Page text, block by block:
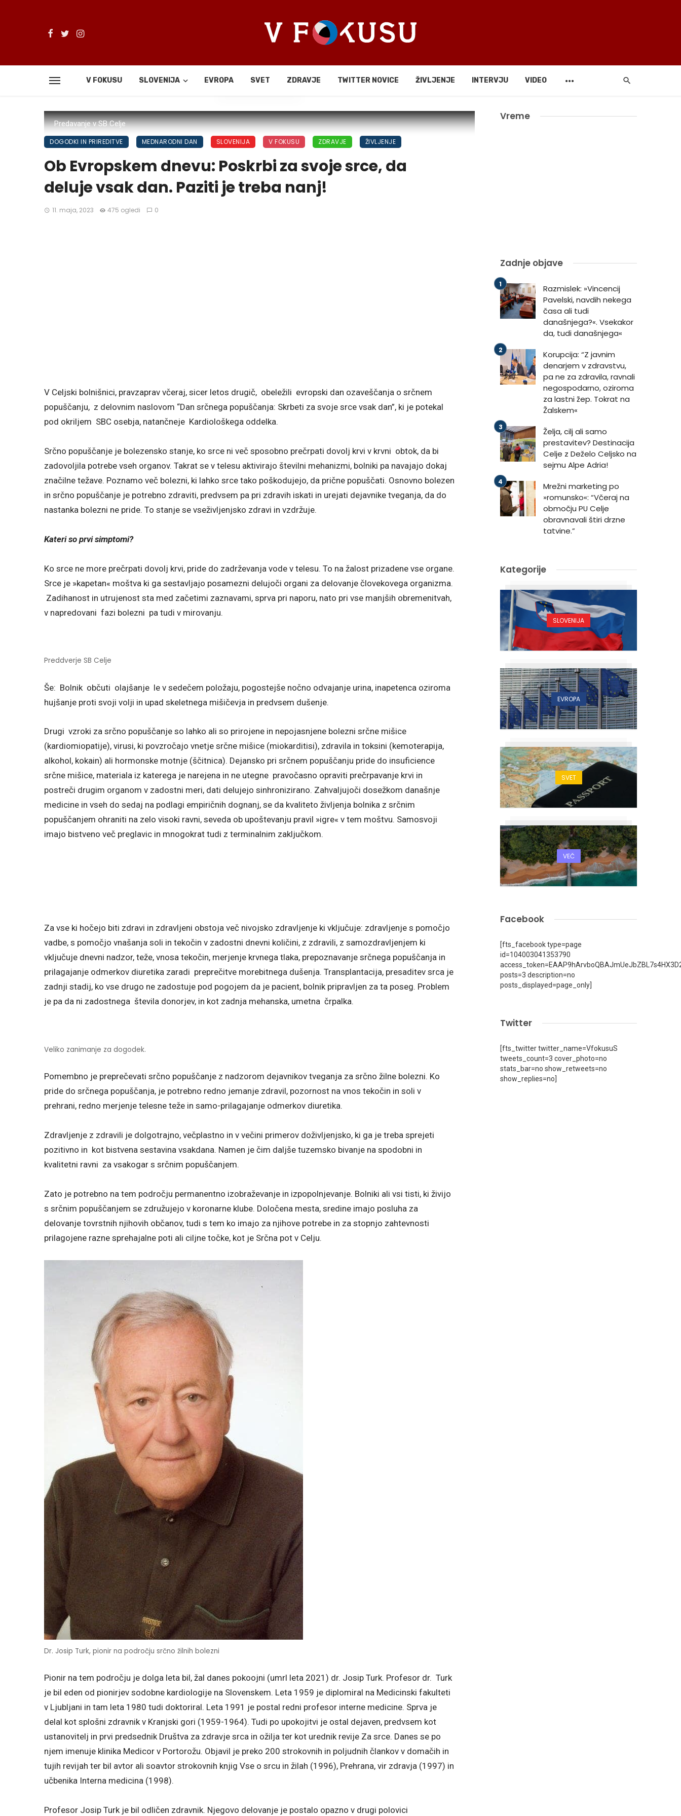
V FOKUSU SLOVENIJA EVROPA SVET ZDRAVJE TWITTER NOVICE ŽIVLJENJE INTERVJU VIDEO
Predavanje v SB Celje
Deli
DOGODKI IN PRIREDITVE MEDNARODNI DAN SLOVENIJA V FOKUSU ZDRAVJE ŽIVLJENJE
Ob Evropskem dnevu: Poskrbi za svoje srce, da
deluje vsak dan. Paziti je treba nanj!
11. maja, 2023 475 ogledi 0
V Celjski bolnišnici, pravzaprav včeraj, sicer letos drugič, obeležili evropski dan ozaveščanja o srčnem
popuščanju, z delovnim naslovom “Dan srčnega popuščanja: Skrbeti za svoje srce vsak dan”, ki je potekal
pod okriljem SBC osebja, natančneje Kardiološkega oddelka.
Srčno popuščanje je bolezensko stanje, ko srce ni več sposobno prečrpati dovolj krvi v krvni obtok, da bi
zadovoljila potrebe vseh organov. Takrat se v telesu aktivirajo številni mehanizmi, bolniki pa navajajo dokaj
značilne težave. Poznamo več bolezni, ki lahko srce tako poškodujejo, da prične popuščati. Osnovno bolezen
in srčno popuščanje je potrebno zdraviti, predvsem pa pri zdravih iskati in urejati dejavnike tveganja, da do
nastanka bolezni ne pride. To stanje se vseživljenjsko zdravi in vzdržuje.
Kateri so prvi simptomi?
Ko srce ne more prečrpati dovolj krvi, pride do zadrževanja vode v telesu. To na žalost prizadene vse organe.
Srce je »kapetan« moštva ki ga sestavljajo posamezni delujoči organi za delovanje človekovega organizma.
Zadihanost in utrujenost sta med začetimi zaznavami, sprva pri naporu, nato pri vse manjših obremenitvah,
v napredovani fazi bolezni pa tudi v mirovanju.
Preddverje SB Celje
Še: Bolnik občuti olajšanje le v sedečem položaju, pogostejše nočno odvajanje urina, inapetenca oziroma
hujšanje proti svoji volji in upad skeletnega mišičevja in predvsem dušenje.
Drugi vzroki za srčno popuščanje so lahko ali so prirojene in nepojasnjene bolezni srčne mišice
(kardiomiopatije), virusi, ki povzročajo vnetje srčne mišice (miokarditisi), zdravila in toksini (kemoterapija,
alkohol, kokain) ali hormonske motnje (ščitnica). Dejansko pri srčnem popuščanju pride do insuficience
srčne mišice, materiala iz katerega je narejena in ne utegne pravočasno opraviti prečrpavanje krvi in
postreči drugim organom v zadostni meri, dati delujejo sinhronizirano. Zahvaljujoči dosežkom današnje
medicine in vseh do sedaj na podlagi empiričnih dognanj, se da kvaliteto življenja bolnika z srčnim
popuščanjem ohraniti na zelo visoki ravni, seveda ob upoštevanju pravil »igre« v tem moštvu. Samosvoji
imajo bistveno več preglavic in mnogokrat tudi z terminalnim zaključkom.
Za vse ki hočejo biti zdravi in zdravljeni obstoja več nivojsko zdravljenje ki vključuje: zdravljenje s pomočjo
vadbe, s pomočjo vnašanja soli in tekočin v zadostni dnevni količini, z zdravili, z samozdravljenjem ki
vključuje dnevni nadzor, teže, vnosa tekočin, merjenje krvnega tlaka, prepoznavanje srčnega popuščanja in
prilagajanje odmerkov diuretika zaradi preprečitve morebitnega dušenja. Transplantacija, presaditev srca je
zadnji stadij, ko vse drugo ne zadostuje pod pogojem da je pacient, bolnik pripravljen za ta poseg. Problem
je pa da ni zadostnega števila donorjev, in kot zadnja mehanska, umetna črpalka.
Veliko zanimanje za dogodek.
Pomembno je preprečevati srčno popuščanje z nadzorom dejavnikov tveganja za srčno žilne bolezni. Ko
pride do srčnega popuščanja, je potrebno redno jemanje zdravil, pozornost na vnos tekočin in soli v
prehrani, redno merjenje telesne teže in samo-prilagajanje odmerkov diuretika.
Zdravljenje z zdravili je dolgotrajno, večplastno in v večini primerov doživljenjsko, ki ga je treba sprejeti
pozitivno in kot bistvena sestavina vsakdana. Namen je čim daljše tuzemsko bivanje na spodobni in
kvalitetni ravni za vsakogar s srčnim popuščanjem.
Zato je potrebno na tem področju permanentno izobraževanje in izpopolnjevanje. Bolniki ali vsi tisti, ki živijo
s srčnim popuščanjem se združujejo v koronarne klube. Določena mesta, sredine imajo posluha za
delovanje tovrstnih njihovih občanov, tudi s tem ko imajo za njihove potrebe in za stopnjo zahtevnosti
prilagojene razne sprehajalne poti ali ciljne točke, kot je Srčna pot v Celju.
Dr. Josip Turk, pionir na področju srčno žilnih bolezni
Pionir na tem področju je dolga leta bil, žal danes pokoojni (umrl leta 2021) dr. Josip Turk. Profesor dr. Turk
je bil eden od pionirjev sodobne kardiologije na Slovenskem. Leta 1959 je diplomiral na Medicinski fakulteti
v Ljubljani in tam leta 1980 tudi doktoriral. Leta 1991 je postal redni profesor interne medicine. Sprva je
delal kot splošni zdravnik v Kranjski gori (1959-1964). Tudi po upokojitvi je ostal dejaven, predvsem kot
ustanovitelj in prvi predsednik Društva za zdravje srca in ožilja ter kot urednik revije Za srce. Danes se po
njem imenuje klinika Medicor v Portorožu. Objavil je preko 200 strokovnih in poljudnih člankov v domačih in
tujih revijah ter bil avtor ali soavtor strokovnih knjig Vse o srcu in žilah (1996), Prehrana, vir zdravja (1997) in
učbenika Interna medicina (1998).
Profesor Josip Turk je bil odličen zdravnik. Njegovo delovanje je postalo opazno v drugi polovici
Vreme
Zadnje objave
Razmislek: »Vincencij
Pavelski, navdih nekega
časa ali tudi
današnjega?«. Vsekakor
da, tudi današnjega«
Korupcija: “Z javnim
denarjem v zdravstvu,
pa ne za zdravila, ravnali
negospodarno, oziroma
za lastni žep. Tokrat na
Žalskem«
Želja, cilj ali samo
prestavitev? Destinacija
Celje z Deželo Celjsko na
sejmu Alpe Adria!
Mrežni marketing po
»romunsko«: “Včeraj na
območju PU Celje
obravnavali štiri drzne
tatvine.”
Kategorije
SLOVENIJA
EVROPA
SVET
VEČ
Facebook
[fts_facebook type=page
id=104003041353790
posts=3 description=no
posts_displayed=page_only]
Twitter
[fts_twitter twitter_name=VfokusuS
tweets_count=3 cover_photo=no
stats_bar=no show_retweets=no
show_replies=no]